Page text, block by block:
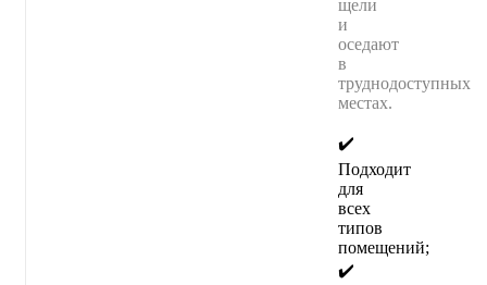
щели
и
оседают
в
труднодоступных
местах.
✔️
Подходит
для
всех
типов
помещений;
✔️